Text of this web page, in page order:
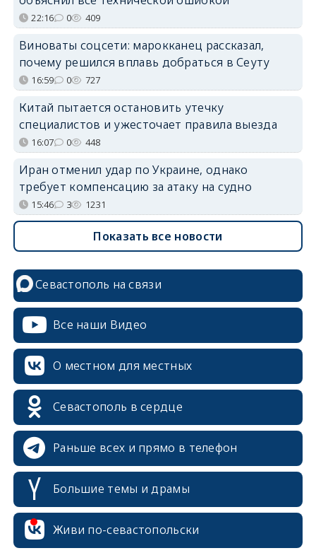
22:16 0 409
Виноваты соцсети: марокканец рассказал,
почему решился вплавь добраться в Сеуту
16:59 0 727
Китай пытается остановить утечку
специалистов и ужесточает правила выезда
16:07 0 448
Иран отменил удар по Украине, однако
требует компенсацию за атаку на судно
15:46 3 1231
Показать все новости
Севастополь на связи
Все наши Видео
О местном для местных
Севастополь в сердце
Раньше всех и прямо в телефон
Большие темы и драмы
Живи по-севастопольски